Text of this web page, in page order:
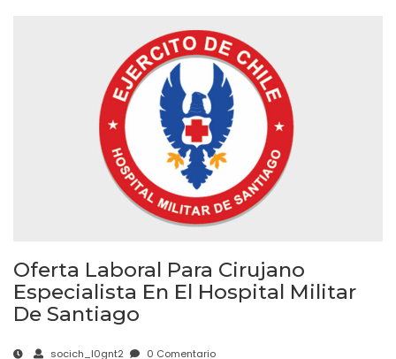
Oferta Laboral Para Cirujano
Especialista En El Hospital Militar
De Santiago
socich_l0gnt2 0 Comentario